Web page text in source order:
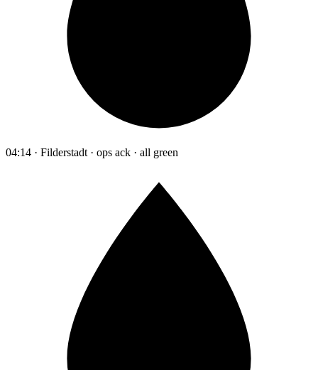
04:14 · Filderstadt · ops ack · all green